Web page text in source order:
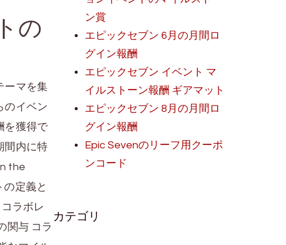
の
ーマを集
のイベン
を獲得で
間内に特
the
定義と
ラボレ
関与 コラ
ン賞
エピックセブン 6月の月間ロ
グイン報酬
エピックセブン イベント マ
イルストーン報酬 ギアマット
エピックセブン 8月の月間ロ
グイン報酬
Epic Sevenのリーフ用クーポ
ンコード
カテゴリ